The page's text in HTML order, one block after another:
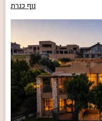
נוף כנרת